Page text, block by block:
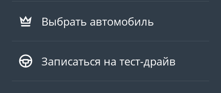
Выбрать автомобиль
Записаться на тест-драйв